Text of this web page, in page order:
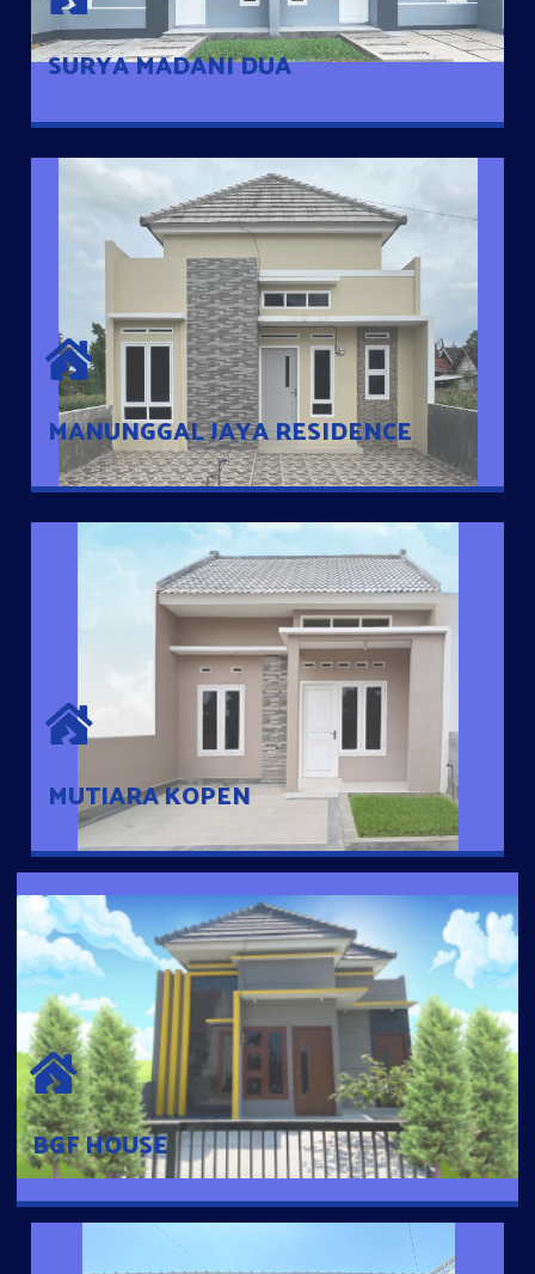
SURYA MADANI DUA
MANUNGGAL JAYA RESIDENCE
MANUNGGAL JAYA RESIDENCE
Cluster Exclusive dengan one Gate System, terdapat taman
mini dan memiliki jarak 200m dari jalan nasional serta dekat
dengan pusat kota
MUTIARA KOPEN
MUTIARA KOPEN
Hunian nyaman dengan suasana pedesaan. 10 menit dari pusat
kota, 2 menit dari Ring Road
BGF HOUSE
BGF HOUSE
Hunian Mewah Pusat Kota dengan fasilitas Free Desain, Dapur,
Parkir Mobil dengan 3 Kamar Tidur dan 2 Kamar Mandi.